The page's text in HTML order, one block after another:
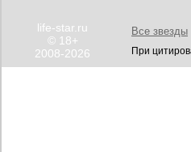
life-star.ru
© 18+
2008-2026
Все звезды
При